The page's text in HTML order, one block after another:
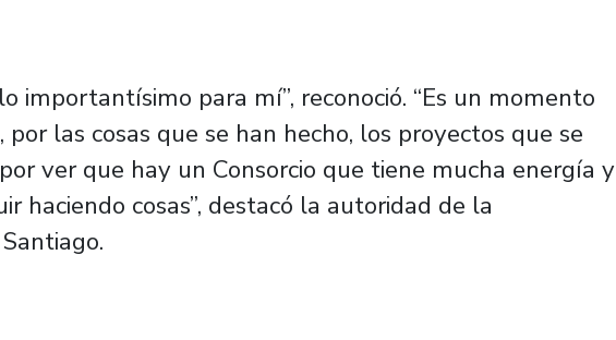
importantísimo para mí”, reconoció. “Es un momento
las cosas que se han hecho, los proyectos que se
ver que hay un Consorcio que tiene mucha energía y
haciendo cosas”, destacó la autoridad de la